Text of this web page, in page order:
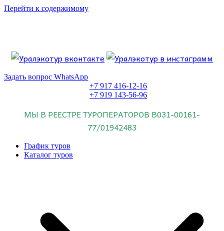
Перейти к содержимому
Знайте об этом.
Задать вопрос WhatsApp
+7 917 416-12-16
+7 919 143-56-96
МЫ В РЕЕСТРЕ ТУРОПЕРАТОРОВ В031-00161-
77/01942483
График туров
Каталог туров